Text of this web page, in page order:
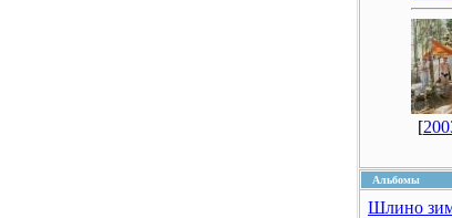
[
Альбомы
Шлино